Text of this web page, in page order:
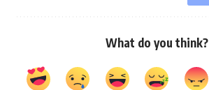
What do you think?